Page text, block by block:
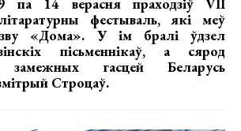
фестываль, які меў
«Дома». У ім бралі ўдзел
пісьменнікаў, а сярод
замежных гасцей Беларусь
Строцаў.